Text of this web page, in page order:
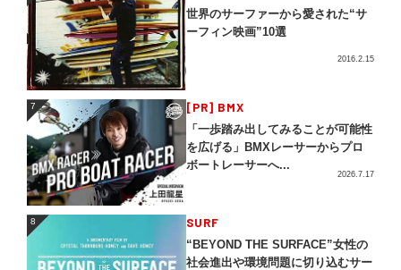
世界のサーファーから愛された“サ
ーフィン映画”10選
2016.2.15
7 [PR] BMX
「一歩踏み出してみることが可能性
を広げる」BMXレーサーからプロ
ボートレーサーへ...
2026.7.17
8 SURF
“BEYOND THE SURFACE”女性の
社会進出や環境問題に切り込むサー